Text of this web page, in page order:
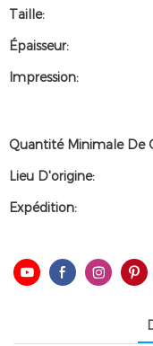
Taille:
Épaisseur:
Impression:
Quantité Minimale De
Lieu D'origine:
Expédition: